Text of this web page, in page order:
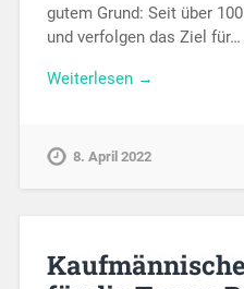
gutem Grund: Seit über
und verfolgen das Ziel für…
Weiterlesen →
8. April 2022